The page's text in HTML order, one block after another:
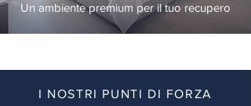
Un ambiente premium per il tuo recupero
I NOSTRI PUNTI DI FORZA